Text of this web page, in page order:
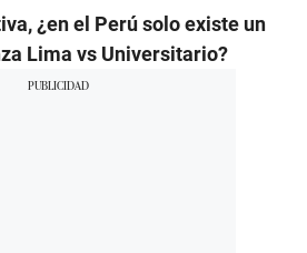
¿en el Perú solo existe un
Lima vs Universitario?